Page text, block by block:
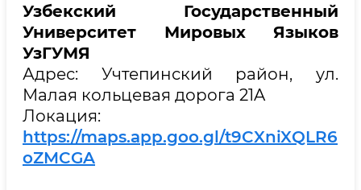
Узбекский Государственный
Университет Мировых Языков
УзГУМЯ
Адрес: Учтепинский район, ул.
Малая кольцевая дорога 21A
Локация:
https://maps.app.goo.gl/t9CXniXQLR6
oZMCGA